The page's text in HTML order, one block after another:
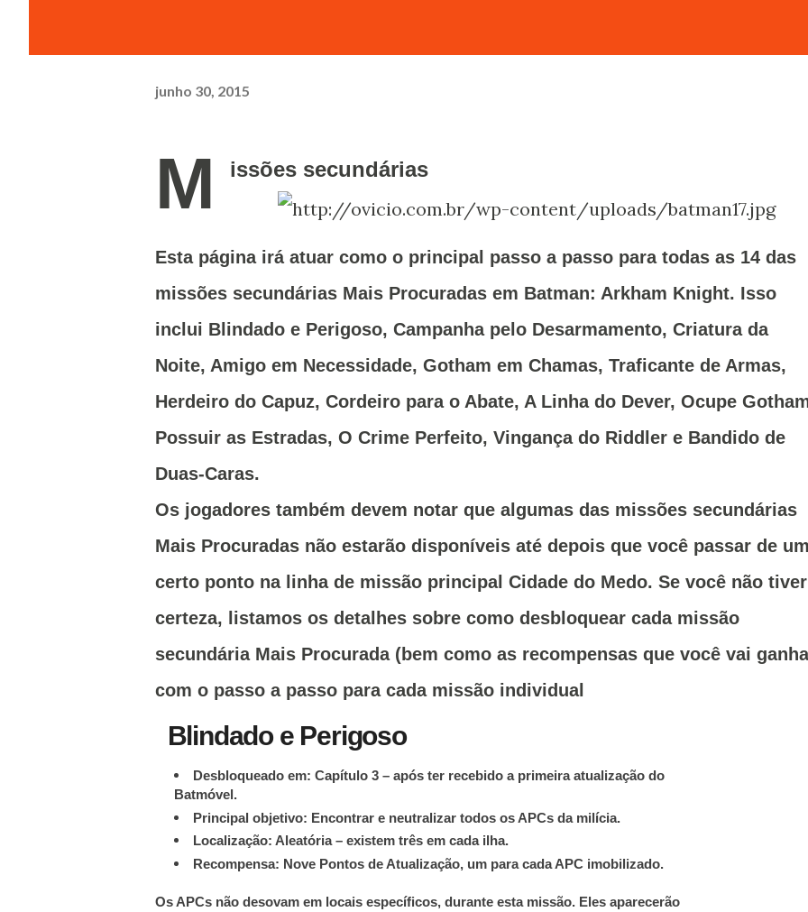
junho 30, 2015
M issões secundárias
Esta página irá atuar como o principal passo a passo para todas as 14 das
missões secundárias Mais Procuradas em Batman: Arkham Knight. Isso
inclui Blindado e Perigoso, Campanha pelo Desarmamento, Criatura da
Noite, Amigo em Necessidade, Gotham em Chamas, Traficante de Armas,
Herdeiro do Capuz, Cordeiro para o Abate, A Linha do Dever, Ocupe
Possuir as Estradas, O Crime Perfeito, Vingança do Riddler e Bandido de
Duas-Caras.
Os jogadores também devem notar que algumas das missões secundárias
Mais Procuradas não estarão disponíveis até depois que você passar de
certo ponto na linha de missão principal Cidade do Medo. Se você não tiver
certeza, listamos os detalhes sobre como desbloquear cada missão
secundária Mais Procurada (bem como as recompensas que você vai
com o passo a passo para cada missão individual
Blindado e Perigoso
Desbloqueado em: Capítulo 3 – após ter recebido a primeira atualização do
Batmóvel.
Principal objetivo: Encontrar e neutralizar todos os APCs da milícia.
Localização: Aleatória – existem três em cada ilha.
Recompensa: Nove Pontos de Atualização, um para cada APC imobilizado.
Os APCs não desovam em locais específicos, durante esta missão. Eles aparecerão